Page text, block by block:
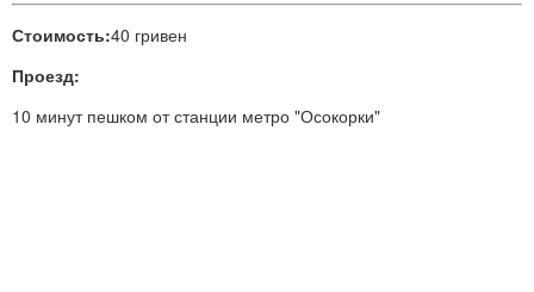
Стоимость:40 гривен
Проезд:
10 минут пешком от станции метро "Осокорки"